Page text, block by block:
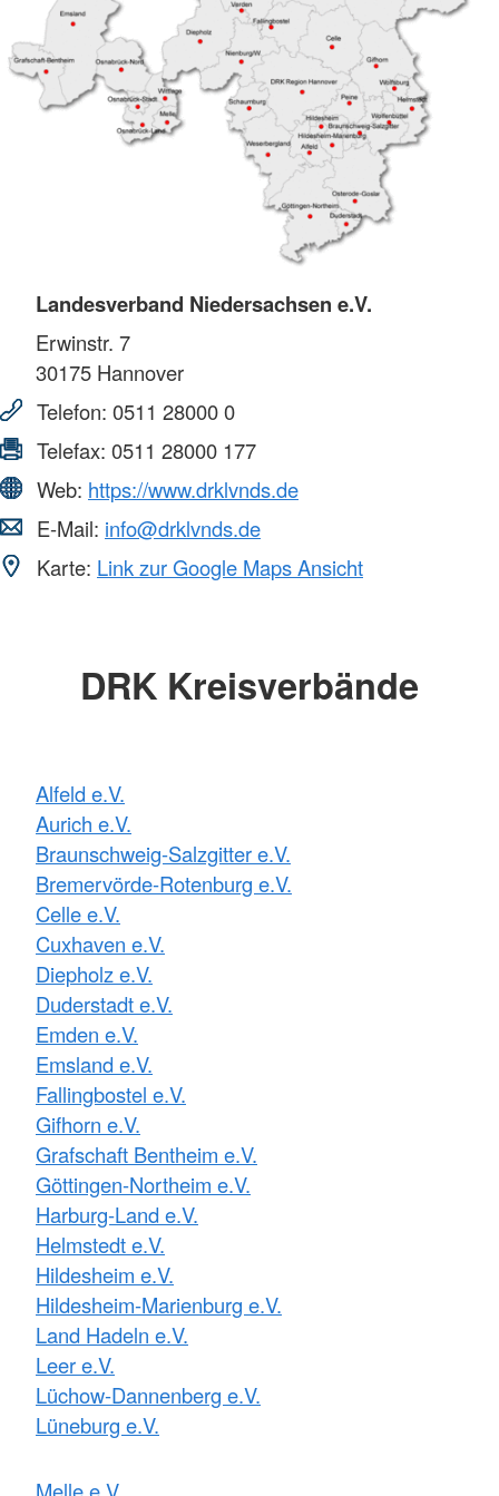
Landesverband Niedersachsen e.V.
Erwinstr. 7
30175 Hannover
Telefon: 0511 28000 0
Telefax: 0511 28000 177
Web: https://www.drklvnds.de
E-Mail: info@drklvnds.de
Karte: Link zur Google Maps Ansicht
DRK Kreisverbände
Alfeld e.V.
Aurich e.V.
Braunschweig-Salzgitter e.V.
Bremervörde-Rotenburg e.V.
Celle e.V.
Cuxhaven e.V.
Diepholz e.V.
Duderstadt e.V.
Emden e.V.
Emsland e.V.
Fallingbostel e.V.
Gifhorn e.V.
Grafschaft Bentheim e.V.
Göttingen-Northeim e.V.
Harburg-Land e.V.
Helmstedt e.V.
Hildesheim e.V.
Hildesheim-Marienburg e.V.
Land Hadeln e.V.
Leer e.V.
Lüchow-Dannenberg e.V.
Lüneburg e.V.
Melle e.V.